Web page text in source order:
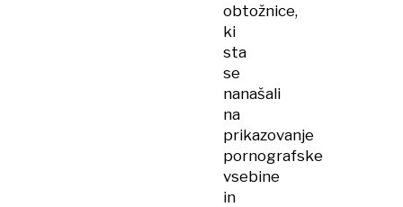
obtožnice,
ki
sta
se
nanašali
na
prikazovanje
pornografske
vsebine
in